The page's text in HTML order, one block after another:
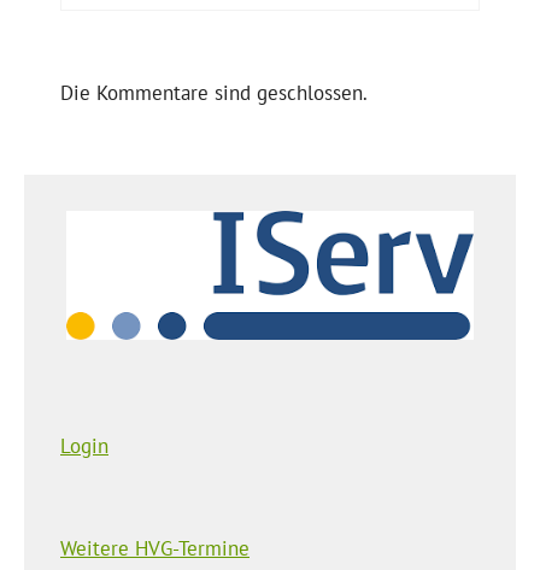
Die Kommentare sind geschlossen.
Login
Weitere HVG-Termine